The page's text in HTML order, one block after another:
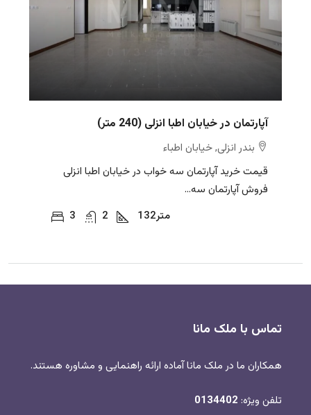
آپارتمان در خیابان اطبا انزلی (240 متر)
بندر انزلی, خیابان اطباء
قیمت خرید آپارتمان سه خواب در خیابان اطبا انزلی
فروش آپارتمان سه...
3
2 132متر
تماس با ملک مانا
همکاران ما در ملک مانا آماده ارائه راهنمایی و مشاوره هستند.
تلفن ویژه: 0134402